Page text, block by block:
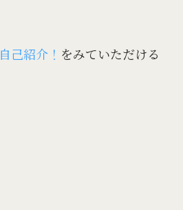
自己紹介！ をみていただける